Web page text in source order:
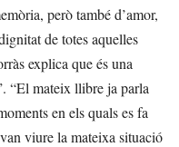
però també d’amor,
de totes aquelles
explica que és una
“El mateix llibre ja parla
en els quals es fa
viure la mateixa situació